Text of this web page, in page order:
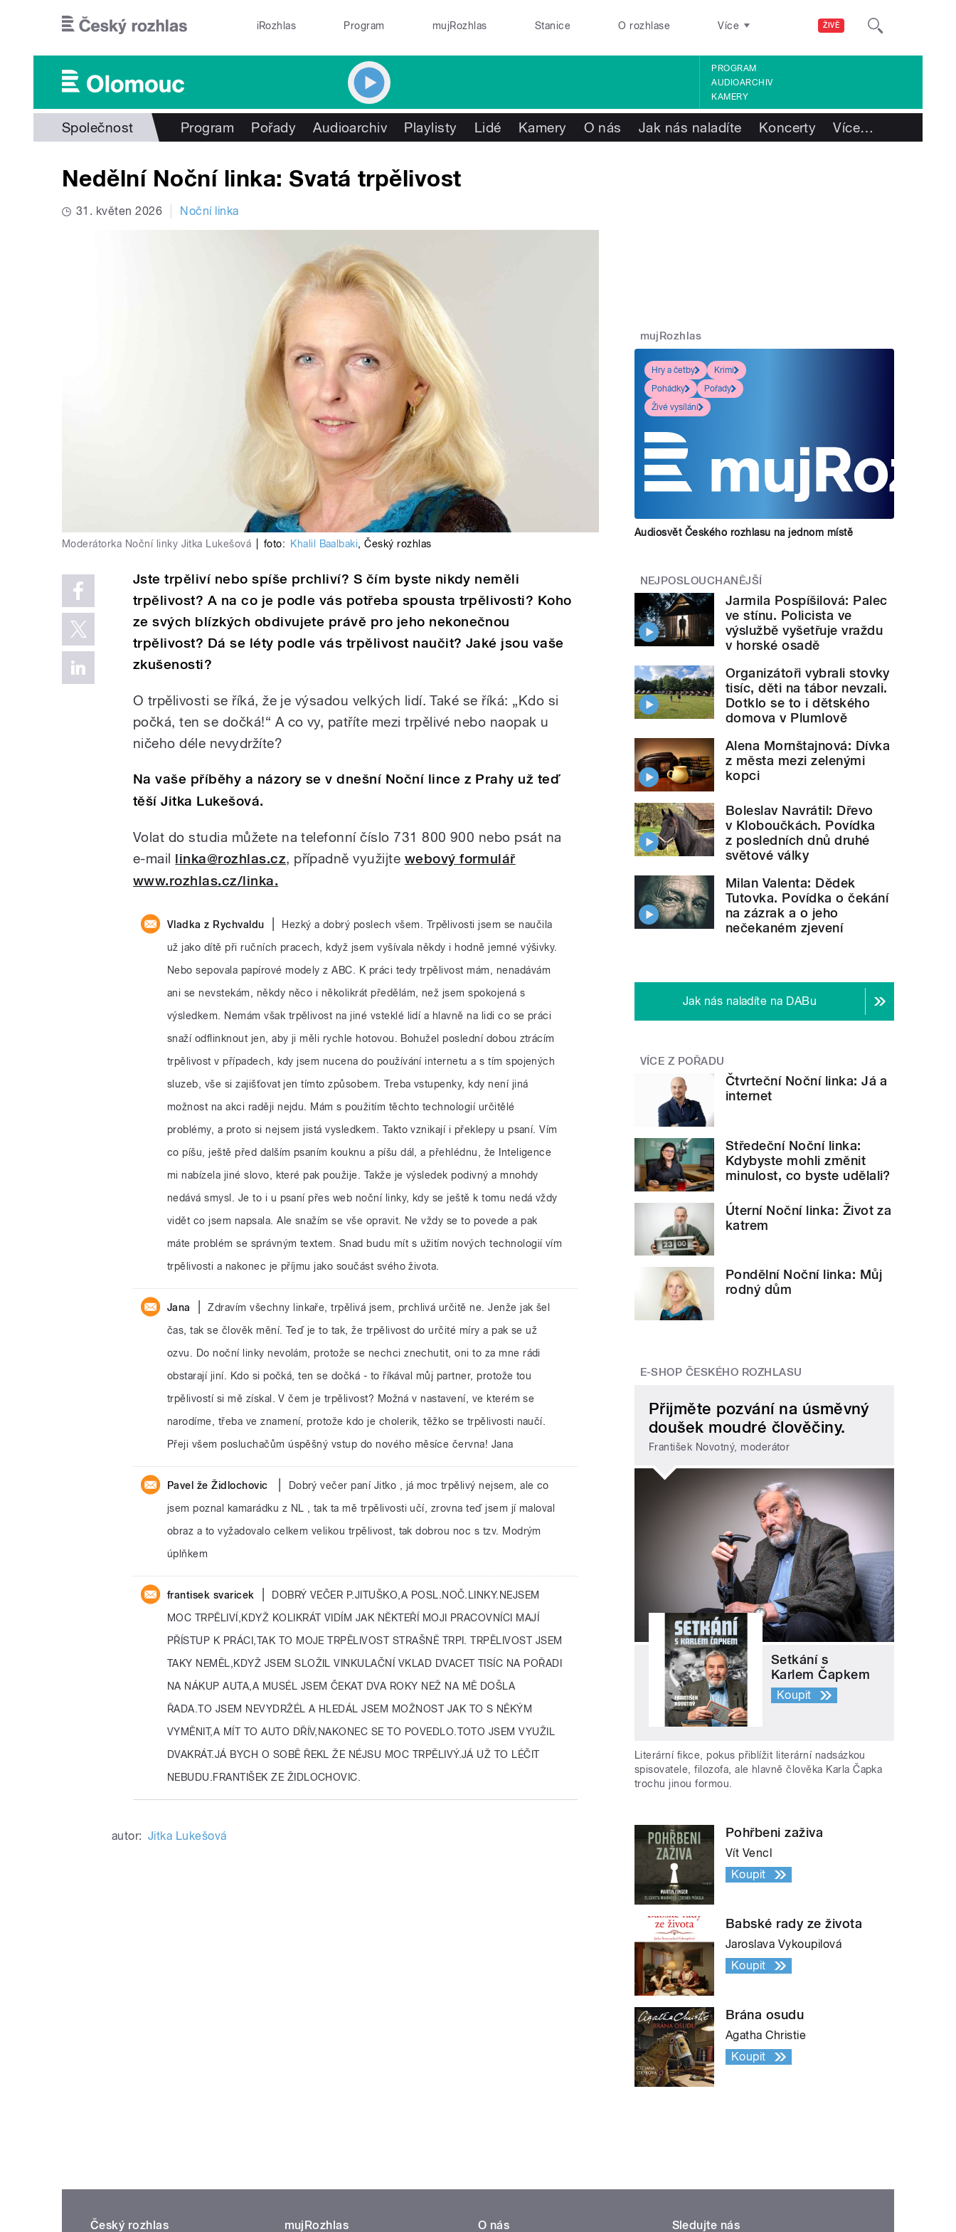
ŽIVĚ
iRozhlas Program mujRozhlas Stanice O rozhlase Více
PROGRAM
AUDIOARCHIV
KAMERY
Společnost Program Pořady Audioarchiv Playlisty Lidé Kamery O nás Jak nás naladíte Koncerty Více…
Nedělní Noční linka: Svatá trpělivost
31. květen 2026 Noční linka
Moderátorka Noční linky Jitka Lukešová foto: Khalil Baalbaki,Český rozhlas
Jste trpěliví nebo spíše prchliví? S čím byste nikdy neměli
trpělivost? A na co je podle vás potřeba spousta trpělivosti? Koho
ze svých blízkých obdivujete právě pro jeho nekonečnou
trpělivost? Dá se léty podle vás trpělivost naučit? Jaké jsou vaše
zkušenosti?
O trpělivosti se říká, že je výsadou velkých lidí. Také se říká: „Kdo si
počká, ten se dočká!“ A co vy, patříte mezi trpělivé nebo naopak u
ničeho déle nevydržíte?
Na vaše příběhy a názory se v dnešní Noční lince z Prahy už teď
těší Jitka Lukešová.
Volat do studia můžete na telefonní číslo 731 800 900 nebo psát na
e-mail linka@rozhlas.cz, případně využijte webový formulář
www.rozhlas.cz/linka.
Vladka z Rychvaldu
Hezký a dobrý poslech všem. Trpělivosti jsem se naučila
už jako dítě při ručních pracech, když jsem vyšívala někdy i hodně jemné výšivky.
Nebo sepovala papírové modely z ABC. K práci tedy trpělivost mám, nenadávám
ani se nevstekám, někdy něco i několikrát předělám, než jsem spokojená s
výsledkem. Nemám však trpělivost na jiné vsteklé lidí a hlavně na lidi co se práci
snaží odflinknout jen, aby ji měli rychle hotovou. Bohužel poslední dobou ztrácím
trpělivost v případech, kdy jsem nucena do používání internetu a s tím spojených
sluzeb, vše si zajišťovat jen tímto způsobem. Treba vstupenky, kdy není jiná
možnost na akci raději nejdu. Mám s použitím těchto technologií určitělé
problémy, a proto si nejsem jistá vysledkem. Takto vznikají i překlepy u psaní. Vím
co píšu, ještě před dalším psaním kouknu a píšu dál, a přehlédnu, že Inteligence
mi nabízela jiné slovo, které pak použije. Takže je výsledek podivný a mnohdy
nedává smysl. Je to i u psaní přes web noční linky, kdy se ještě k tomu nedá vždy
vidět co jsem napsala. Ale snažím se vše opravit. Ne vždy se to povede a pak
máte problém se správným textem. Snad budu mít s užitím nových technologií vím
trpělivosti a nakonec je příjmu jako součást svého života.
Jana
Zdravím všechny linkaře, trpělivá jsem, prchlivá určitě ne. Jenže jak šel
čas, tak se člověk mění. Teď je to tak, že trpělivost do určité míry a pak se už
ozvu. Do noční linky nevolám, protože se nechci znechutit, oni to za mne rádi
obstarají jiní. Kdo si počká, ten se dočká - to říkával můj partner, protože tou
trpělivostí si mě získal. V čem je trpělivost? Možná v nastavení, ve kterém se
narodíme, třeba ve znamení, protože kdo je cholerik, těžko se trpělivosti naučí.
Přeji všem posluchačům úspěšný vstup do nového měsíce června! Jana
Pavel že Židlochovic
Dobrý večer paní Jitko , já moc trpělivý nejsem, ale co
jsem poznal kamarádku z NL , tak ta mě trpělivosti učí, zrovna teď jsem jí maloval
obraz a to vyžadovalo celkem velikou trpělivost, tak dobrou noc s tzv. Modrým
úplňkem
frantisek svaricek
DOBRÝ VEČER P.JITUŠKO,A POSL.NOČ.LINKY.NEJSEM
MOC TRPĚLIVÍ,KDYŽ KOLIKRÁT VIDÍM JAK NĚKTEŘÍ MOJI PRACOVNÍCI MAJÍ
PŘÍSTUP K PRÁCI,TAK TO MOJE TRPĚLIVOST STRAŠNĚ TRPI. TRPĚLIVOST JSEM
TAKY NEMĚL,KDYŽ JSEM SLOŽIL VINKULAČNÍ VKLAD DVACET TISÍC NA POŘADI
NA NÁKUP AUTA,A MUSÉL JSEM ČEKAT DVA ROKY NEŽ NA MĚ DOŠLA
ŘADA.TO JSEM NEVYDRŽÉL A HLEDÁL JSEM MOŽNOST JAK TO S NĚKÝM
VYMĚNIT,A MÍT TO AUTO DŘÍV,NAKONEC SE TO POVEDLO.TOTO JSEM VYUŽIL
DVAKRÁT.JÁ BYCH O SOBĚ ŘEKL ŽE NÉJSU MOC TRPĚLIVÝ.JÁ UŽ TO LÉČIT
NEBUDU.FRANTIŠEK ZE ŽIDLOCHOVIC.
autor: Jitka Lukešová
mujRozhlas
Hry a četby
Krimi
Pohádky
Pořady
Živé vysílání
Audiosvět Českého rozhlasu na jednom místě
NEJPOSLOUCHANĚJŠÍ
Jarmila Pospíšilová: Palec
ve stínu. Policista ve
výslužbě vyšetřuje vraždu
v horské osadě
Organizátoři vybrali stovky
tisíc, děti na tábor nevzali.
Dotklo se to i dětského
domova v Plumlově
Alena Mornštajnová: Dívka
z města mezi zelenými
kopci
Boleslav Navrátil: Dřevo
v Kloboučkách. Povídka
z posledních dnů druhé
světové války
Milan Valenta: Dědek
Tutovka. Povídka o čekání
na zázrak a o jeho
nečekaném zjevení
Jak nás naladíte na DABu
VÍCE Z POŘADU
Čtvrteční Noční linka: Já a
internet
Středeční Noční linka:
Kdybyste mohli změnit
minulost, co byste udělali?
Úterní Noční linka: Život za
katrem
Pondělní Noční linka: Můj
rodný dům
E-SHOP ČESKÉHO ROZHLASU
Přijměte pozvání na úsměvný
doušek moudré člověčiny.
František Novotný, moderátor
Setkání s
Karlem Čapkem
Koupit
Literární fikce, pokus přiblížit literární nadsázkou
spisovatele, filozofa, ale hlavně člověka Karla Čapka
trochu jinou formou.
Pohřbeni zaživa
Vít Vencl
Koupit
Babské rady ze života
Jaroslava Vykoupilová
Koupit
Brána osudu
Agatha Christie
Koupit
Český rozhlas mujRozhlas O nás Sledujte nás